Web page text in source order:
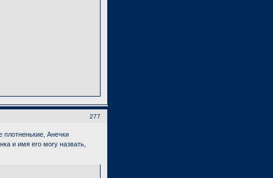
277
Анечки
и имя его могу назвать,